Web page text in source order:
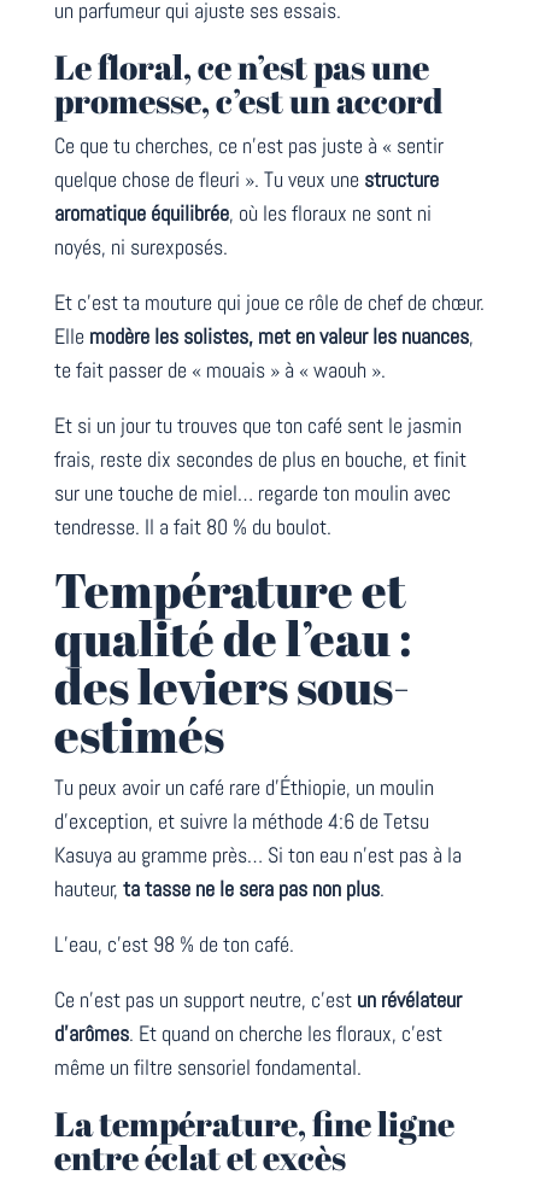
un parfumeur qui ajuste ses essais.
Le floral, ce n’est pas une
promesse, c’est un accord
Ce que tu cherches, ce n’est pas juste à « sentir
quelque chose de fleuri ». Tu veux une structure
aromatique équilibrée, où les floraux ne sont ni
noyés, ni surexposés.
Et c’est ta mouture qui joue ce rôle de chef de chœur.
Elle modère les solistes, met en valeur les nuances,
te fait passer de « mouais » à « waouh ».
Et si un jour tu trouves que ton café sent le jasmin
frais, reste dix secondes de plus en bouche, et finit
sur une touche de miel… regarde ton moulin avec
tendresse. Il a fait 80 % du boulot.
Température et
qualité de l’eau :
des leviers sous-
estimés
Tu peux avoir un café rare d’Éthiopie, un moulin
d’exception, et suivre la méthode 4:6 de Tetsu
Kasuya au gramme près… Si ton eau n’est pas à la
hauteur, ta tasse ne le sera pas non plus.
L’eau, c’est 98 % de ton café.
Ce n’est pas un support neutre, c’est un révélateur
d’arômes. Et quand on cherche les floraux, c’est
même un filtre sensoriel fondamental.
La température, fine ligne
entre éclat et excès